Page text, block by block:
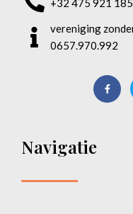
+32 475 921 185
vereniging
0657.970.992
Navigatie